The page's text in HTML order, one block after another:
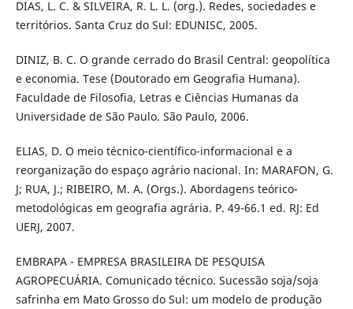
DIAS, L. C. & SILVEIRA, R. L. L. (org.). Redes, sociedades e
territórios. Santa Cruz do Sul: EDUNISC, 2005.
DINIZ, B. C. O grande cerrado do Brasil Central: geopolítica
e economia. Tese (Doutorado em Geografia Humana).
Faculdade de Filosofia, Letras e Ciências Humanas da
Universidade de São Paulo. São Paulo, 2006.
ELIAS, D. O meio técnico-científico-informacional e a
reorganização do espaço agrário nacional. In: MARAFON, G.
J; RUA, J.; RIBEIRO, M. A. (Orgs.). Abordagens teórico-
metodológicas em geografia agrária. P. 49-66.1 ed. RJ: Ed
UERJ, 2007.
EMBRAPA - EMPRESA BRASILEIRA DE PESQUISA
AGROPECUÁRIA. Comunicado técnico. Sucessão soja/soja
safrinha em Mato Grosso do Sul: um modelo de produção